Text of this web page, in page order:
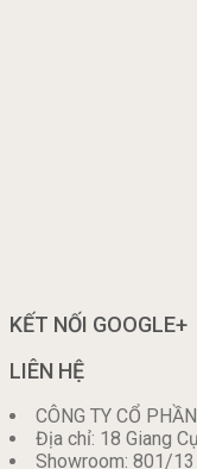
KẾT NỐI GOOGLE+
LIÊN HỆ
CÔNG TY CỔ
Địa chỉ: 18 Giang
Showroom: 801/13